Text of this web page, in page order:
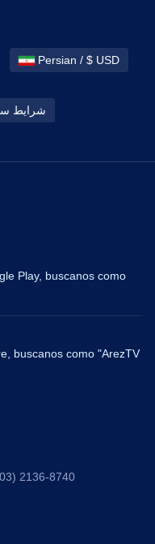
Persian / $ USD
شرایط
Play, buscanos como
buscanos como "ArezTV
2136-8740